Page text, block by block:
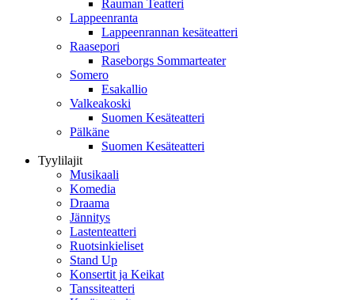
Rauman Teatteri
Lappeenranta
Lappeenrannan kesäteatteri
Raasepori
Raseborgs Sommarteater
Somero
Esakallio
Valkeakoski
Suomen Kesäteatteri
Pälkäne
Suomen Kesäteatteri
Tyylilajit
Musikaali
Komedia
Draama
Jännitys
Lastenteatteri
Ruotsinkieliset
Stand Up
Konsertit ja Keikat
Tanssiteatteri